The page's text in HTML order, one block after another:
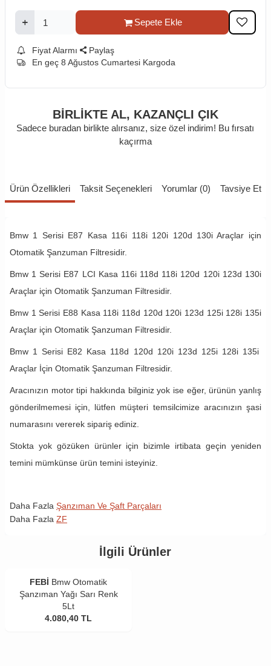
Sepete Ekle
Fiyat Alarmı
Paylaş
En geç 8 Ağustos Cumartesi Kargoda
BİRLİKTE AL, KAZANÇLI ÇIK
Sadece buradan birlikte alırsanız, size özel indirim! Bu fırsatı
kaçırma
Ürün Özellikleri Taksit Seçenekleri Yorumlar (0) Tavsiye Et
Bmw 1 Serisi E87 Kasa 116i 118i 120i 120d 130i Araçlar için
Otomatik Şanzuman Filtresidir.
Bmw 1 Serisi E87 LCI Kasa 116i 118d 118i 120d 120i 123d 130i
Araçlar için Otomatik Şanzuman Filtresidir.
Bmw 1 Serisi E88 Kasa 118i 118d 120d 120i 123d 125i 128i 135i
Araçlar için Otomatik Şanzuman Filtresidir.
Bmw 1 Serisi E82 Kasa 118d 120d 120i 123d 125i 128i 135i
Araçlar İçin Otomatik Şanzuman Filtresidir.
Aracınızın motor tipi hakkında bilginiz yok ise eğer, ürünün yanlış
gönderilmemesi için, lütfen müşteri temsilcimize aracınızın şasi
numarasını vererek sipariş ediniz.
Stokta yok gözüken ürünler için bizimle irtibata geçin yeniden
temini mümkünse ürün temini isteyiniz.
Daha Fazla Şanzıman Ve Şaft Parçaları
Daha Fazla ZF
İlgili Ürünler
FEBİ Bmw Otomatik
Şanzıman Yağı Sarı Renk
5Lt
4.080,40 TL